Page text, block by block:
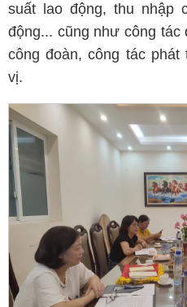
suất lao động, thu nhập
động... cũng như công
công đoàn, công tác
vị.